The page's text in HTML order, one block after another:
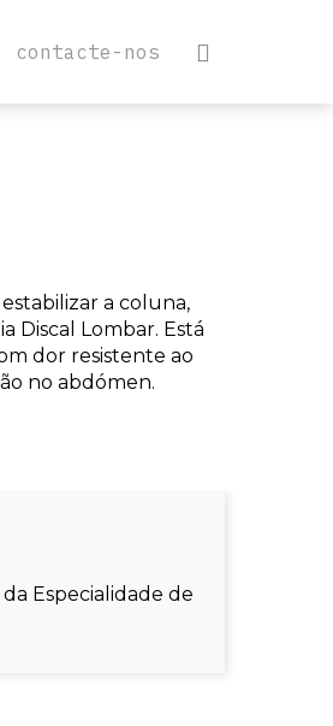
contacte-nos
a coluna,
Discal Lombar. Está
dor resistente ao
no abdómen.
Especialidade de